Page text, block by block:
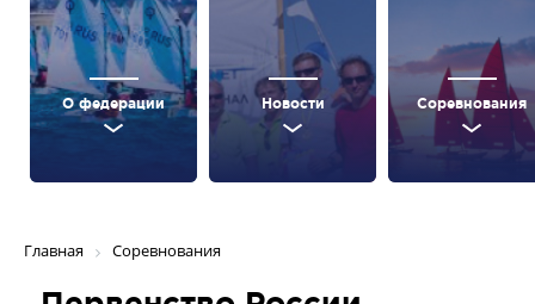
О федерации Новости Соревнования
Главная Соревнования